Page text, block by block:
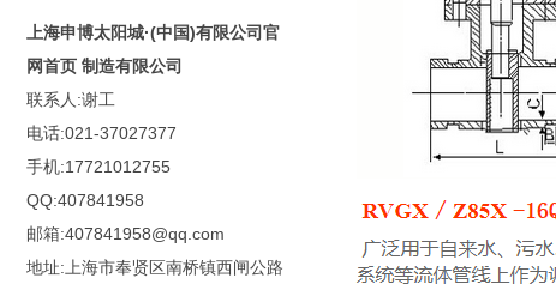
上海申博太阳城·(中国)有限公司官
网首页 制造有限公司
联系人:谢工
电话:021-37027377
手机:17721012755
QQ:407841958
邮箱:407841958@qq.com
地址:上海市奉贤区南桥镇西闸公路